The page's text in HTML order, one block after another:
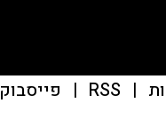
|
RSS
| פייסבוק